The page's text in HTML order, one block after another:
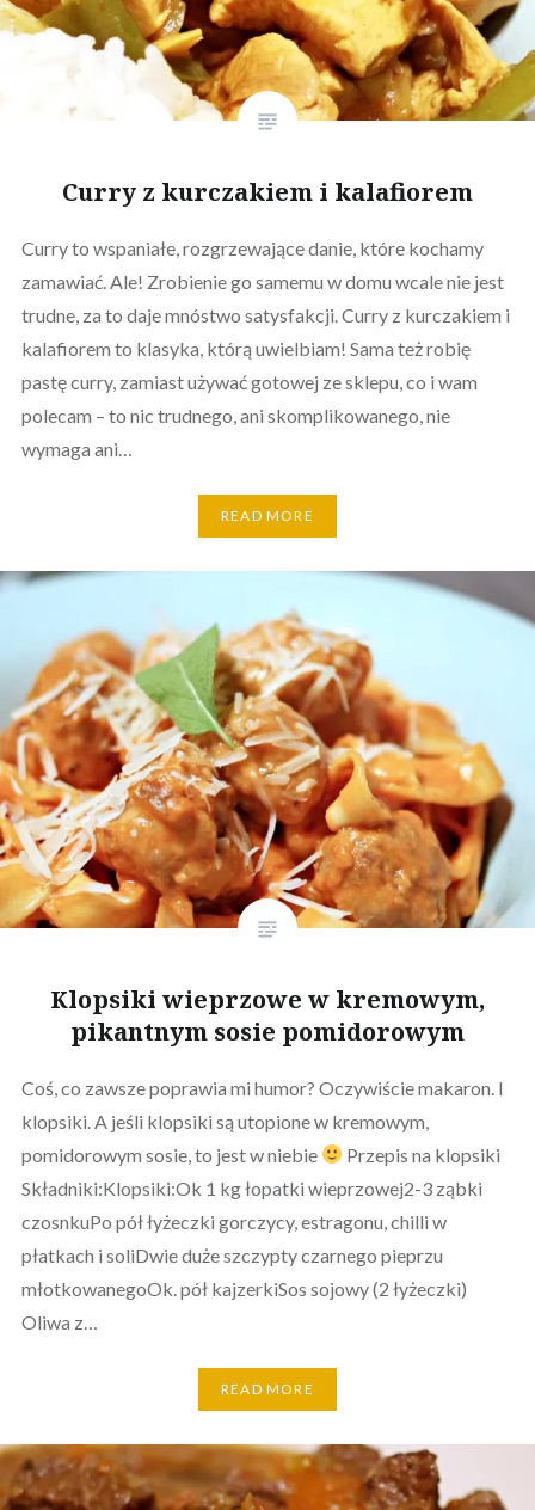
Curry z kurczakiem i kalafiorem
Curry to wspaniałe, rozgrzewające danie, które kochamy
zamawiać. Ale! Zrobienie go samemu w domu wcale nie jest
trudne, za to daje mnóstwo satysfakcji. Curry z kurczakiem i
kalafiorem to klasyka, którą uwielbiam! Sama też robię
pastę curry, zamiast używać gotowej ze sklepu, co i wam
polecam – to nic trudnego, ani skomplikowanego, nie
wymaga ani…
READ MORE
Klopsiki wieprzowe w kremowym,
pikantnym sosie pomidorowym
Coś, co zawsze poprawia mi humor? Oczywiście makaron. I
klopsiki. A jeśli klopsiki są utopione w kremowym,
pomidorowym sosie, to jest w niebie
Przepis na klopsiki
Składniki:Klopsiki:Ok 1 kg łopatki wieprzowej2-3 ząbki
czosnkuPo pół łyżeczki gorczycy, estragonu, chilli w
płatkach i soliDwie duże szczypty czarnego pieprzu
młotkowanegoOk. pół kajzerkiSos sojowy (2 łyżeczki)
Oliwa z…
READ MORE